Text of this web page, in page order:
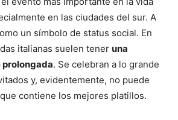
en las ciudades del sur. A
un símbolo de status social. En
italianas suelen tener una
. Se celebran a lo grande
y, evidentemente, no puede
contiene los mejores platillos.